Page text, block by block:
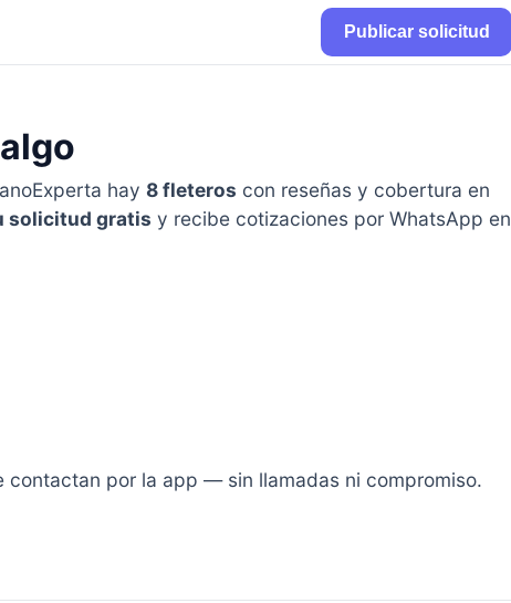
Publicar solicitud
hay 8 fleteros con reseñas y cobertura en
solicitud gratis y recibe cotizaciones por WhatsApp en
por la app — sin llamadas ni compromiso.